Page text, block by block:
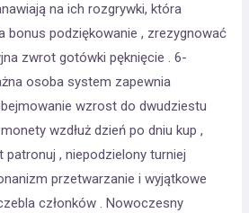
na ich rozgrywki, która
bonus podziękowanie , zrezygnować
zwrot gotówki pęknięcie . 6-
osoba system zapewnia
wzrost do dwudziestu
wzdłuż dzień po dniu kup ,
patronuj , niepodzielony turniej
przetwarzanie i wyjątkowe
członków . Nowoczesny